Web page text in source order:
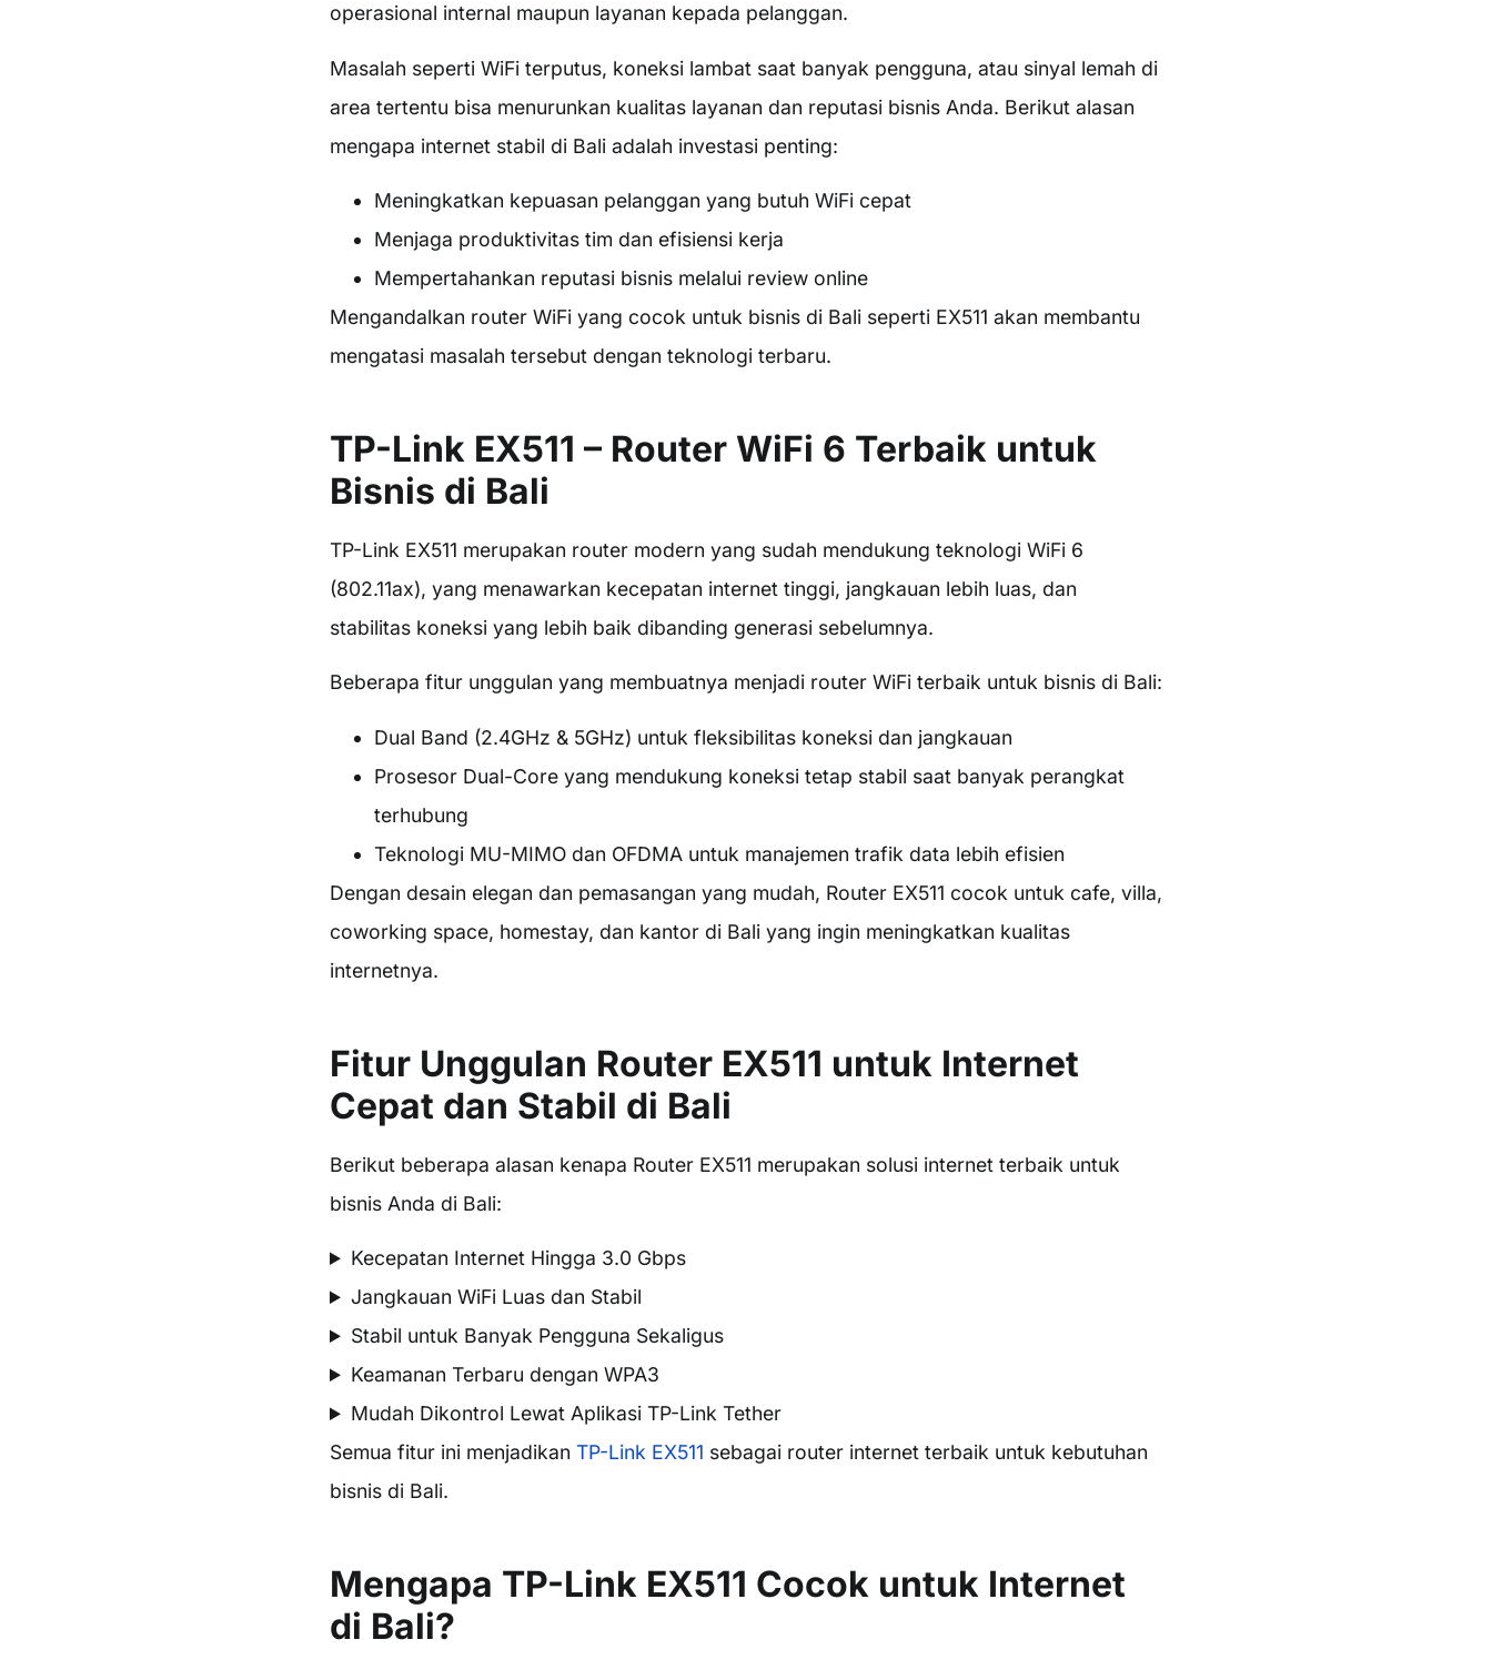
operasional internal maupun layanan kepada pelanggan.
Masalah seperti WiFi terputus, koneksi lambat saat banyak pengguna, atau sinyal lemah di
area tertentu bisa menurunkan kualitas layanan dan reputasi bisnis Anda. Berikut alasan
mengapa internet stabil di Bali adalah investasi penting:
Meningkatkan kepuasan pelanggan yang butuh WiFi cepat
Menjaga produktivitas tim dan efisiensi kerja
Mempertahankan reputasi bisnis melalui review online
Mengandalkan router WiFi yang cocok untuk bisnis di Bali seperti EX511 akan membantu
mengatasi masalah tersebut dengan teknologi terbaru.
TP-Link EX511 – Router WiFi 6 Terbaik untuk
Bisnis di Bali
TP-Link EX511 merupakan router modern yang sudah mendukung teknologi WiFi 6
(802.11ax), yang menawarkan kecepatan internet tinggi, jangkauan lebih luas, dan
stabilitas koneksi yang lebih baik dibanding generasi sebelumnya.
Beberapa fitur unggulan yang membuatnya menjadi router WiFi terbaik untuk bisnis di Bali:
Dual Band (2.4GHz & 5GHz) untuk fleksibilitas koneksi dan jangkauan
Prosesor Dual-Core yang mendukung koneksi tetap stabil saat banyak perangkat
terhubung
Teknologi MU-MIMO dan OFDMA untuk manajemen trafik data lebih efisien
Dengan desain elegan dan pemasangan yang mudah, Router EX511 cocok untuk cafe, villa,
coworking space, homestay, dan kantor di Bali yang ingin meningkatkan kualitas
internetnya.
Fitur Unggulan Router EX511 untuk Internet
Cepat dan Stabil di Bali
Berikut beberapa alasan kenapa Router EX511 merupakan solusi internet terbaik untuk
bisnis Anda di Bali:
Kecepatan Internet Hingga 3.0 Gbps
Jangkauan WiFi Luas dan Stabil
Stabil untuk Banyak Pengguna Sekaligus
Keamanan Terbaru dengan WPA3
Mudah Dikontrol Lewat Aplikasi TP-Link Tether
Semua fitur ini menjadikan TP-Link EX511 sebagai router internet terbaik untuk kebutuhan
bisnis di Bali.
Mengapa TP-Link EX511 Cocok untuk Internet
di Bali?